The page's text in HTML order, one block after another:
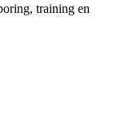
training en